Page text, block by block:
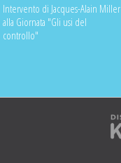
Intervento di Jacques-Alain Miller
alla Giornata "Gli usi del
controllo"